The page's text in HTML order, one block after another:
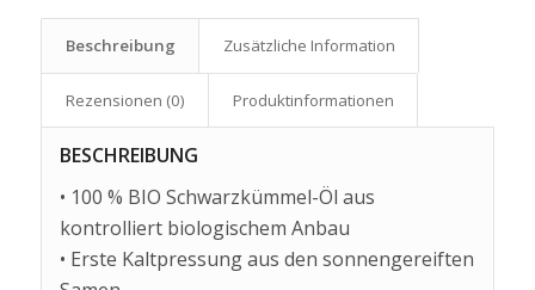
Beschreibung Zusätzliche Information
Rezensionen (0) Produkt­informationen
BESCHREIBUNG
• 100 % BIO Schwarzkümmel-Öl aus
kontrolliert biologischem Anbau
• Erste Kaltpressung aus den sonnengereiften